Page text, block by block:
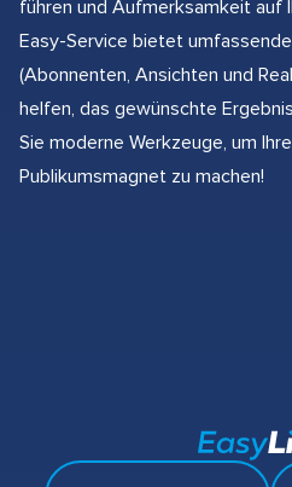
führen und Aufmerksamkeit auf
Easy-Service bietet
(Abonnenten, Ansichten und
helfen, das gewünschte
Sie moderne Werkzeuge, um
Publikumsmagnet zu machen!